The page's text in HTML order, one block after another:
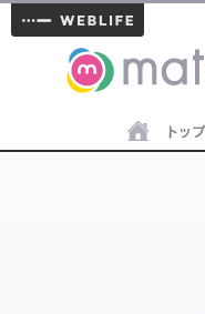
materials